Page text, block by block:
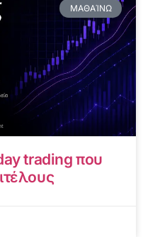
ΜΑΘΑΊΝΩ
trading που